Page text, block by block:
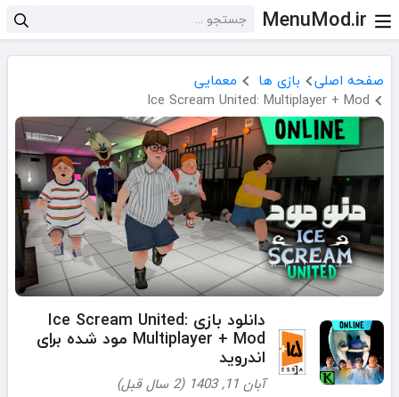
MenuMod.ir
صفحه اصلی بازی ها
معمایی
Ice Scream United: Multiplayer + Mod
دانلود بازی Ice Scream United:
Multiplayer + Mod مود شده برای
اندروید
آبان 11, 1403 (2 سال قبل)